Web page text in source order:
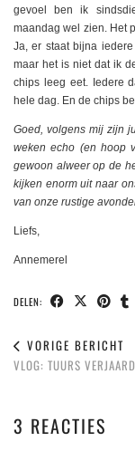
gevoel ben ik
maandag wel zien. Het
Ja, er staat bijna
maar het is niet dat ik
chips leeg eet. Iedere
hele dag. En de chips
Goed, volgens mij zijn
weken echo (en hoop
gewoon alweer op de
kijken enorm uit naar
van onze rustige
Liefs,
Annemerel
DELEN:
VORIGE BERICHT
VLOG: TUURS
3 REACTIES